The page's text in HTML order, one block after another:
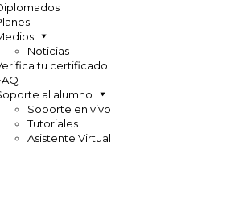
Noticias
tu certificado
al alumno
Soporte en vivo
Tutoriales
Asistente Virtual